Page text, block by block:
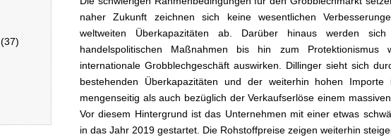
naher Zukunft zeichnen sich keine wesentlichen
weltweiten Überkapazitäten ab. Darüber hinaus werden
handelspolitischen Maßnahmen bis hin zum Protektionismus
internationale Grobblechgeschäft auswirken. Dillinger sieht sich
bestehenden Überkapazitäten und der weiterhin hohen
mengenseitig als auch bezüglich der Verkaufserlöse einem
Vor diesem Hintergrund ist das Unternehmen mit einer etwas
in das Jahr 2019 gestartet. Die Rohstoffpreise zeigen weiterhin
(37)